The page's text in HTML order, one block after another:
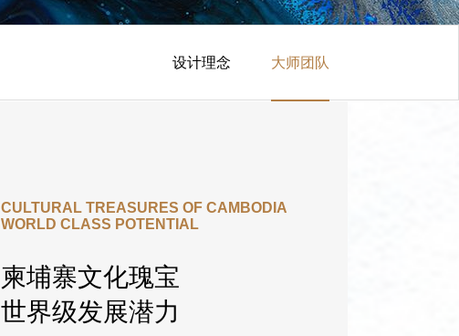
设计理念 大师团队
CULTURAL TREASURES OF CAMBODIA
WORLD CLASS POTENTIAL
柬埔寨文化瑰宝
世界级发展潜力